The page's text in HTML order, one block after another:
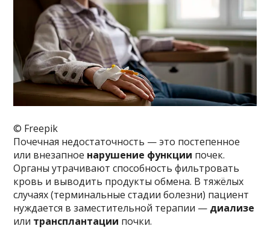
© Freepik
Почечная недостаточность — это постепенное
или внезапное нарушение функции почек.
Органы утрачивают способность фильтровать
кровь и выводить продукты обмена. В тяжёлых
случаях (терминальные стадии болезни) пациент
нуждается в заместительной терапии — диализе
или трансплантации почки.